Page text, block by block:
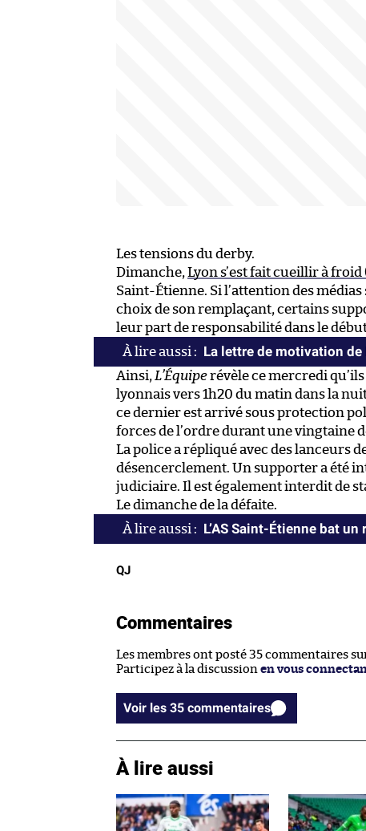
Les tensions du derby.
Dimanche, Lyon s’est fait cueillir à froid
Saint-Étienne. Si l’attention des médias
choix de son remplaçant, certains
leur part de responsabilité dans le
La lettre de motivation de
Ainsi, L’Équiperévèle ce mercredi
lyonnais vers 1h20 du matin dans la
ce dernier est arrivé sous protection
forces de l’ordre durant une vingtaine
La police a répliqué avec des lanceurs
désencerclement. Un supporter a été
judiciaire. Il est également interdit de
Le dimanche de la défaite.
L’AS Saint-Étienne bat
QJ
Commentaires
Les membres ont posté 35 commentaires
Participez à la discussion en vous
Voir les 35 commentaires
À lire aussi